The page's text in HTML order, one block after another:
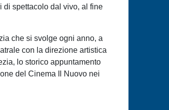
di spettacolo dal vivo, al fine
che si svolge ogni anno, a
con la direzione artistica
lo storico appuntamento
del Cinema Il Nuovo nei